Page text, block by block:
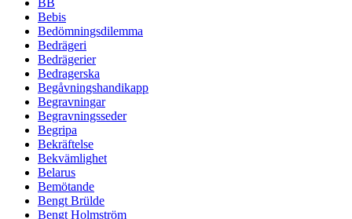
Bebis
Bedömningsdilemma
Bedrägeri
Bedrägerier
Bedragerska
Begåvningshandikapp
Begravningar
Begravningsseder
Begripa
Bekräftelse
Bekvämlighet
Belarus
Bemötande
Bengt Brülde
Bengt Holmström